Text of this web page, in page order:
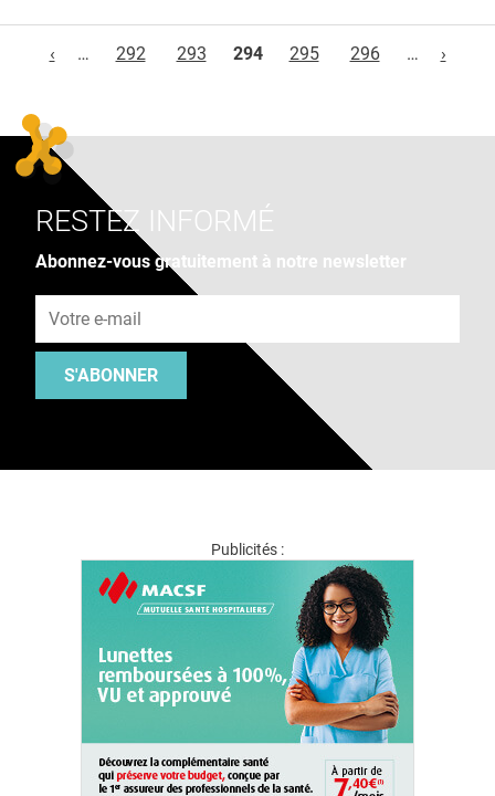
‹
… 292 293 294 295 296 … ›
RESTEZ INFORMÉ
Abonnez-vous gratuitement à notre newsletter
S'ABONNER
Publicités :